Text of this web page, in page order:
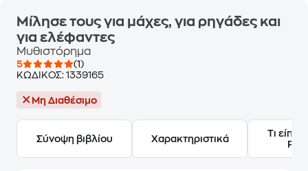
Μίλησε τους για μάχες, για ρηγάδες και
για ελέφαντες
Μυθιστόρημα
5
(1)
ΚΩΔΙΚΟΣ: 1339165
Μη Διαθέσιμο
Σύνοψη βιβλίου Χαρακτηριστικά
Τι